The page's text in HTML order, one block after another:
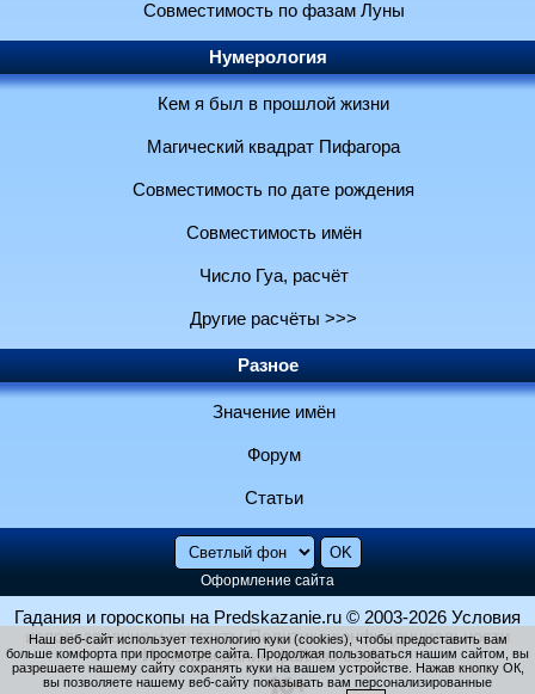
Совместимость по фазам Луны
Нумерология
Кем я был в прошлой жизни
Магический квадрат Пифагора
Совместимость по дате рождения
Совместимость имён
Число Гуа, расчёт
Другие расчёты >>>
Разное
Значение имён
Форум
Статьи
Оформление сайта
Гадания и гороскопы на Predskazanie.ru © 2003-2026 Условия
использования и контакты Политика конфиденциальности
Использование файлов cookie
Наш веб-сайт использует технологию куки (cookies), чтобы предоставить вам
больше комфорта при просмотре сайта. Продолжая пользоваться нашим сайтом, вы
разрешаете нашему сайту сохранять куки на вашем устройстве. Нажав кнопку ОК,
вы позволяете нашему веб-сайту показывать вам персонализированные